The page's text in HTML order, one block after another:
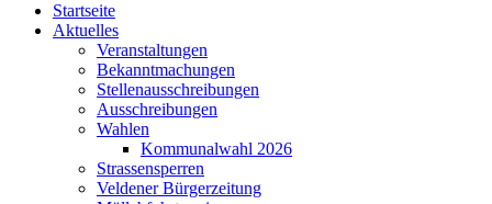
Startseite
Aktuelles
Veranstaltungen
Bekanntmachungen
Stellenausschreibungen
Ausschreibungen
Wahlen
Kommunalwahl 2026
Strassensperren
Veldener Bürgerzeitung